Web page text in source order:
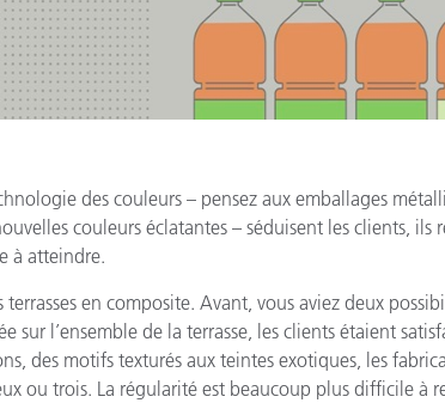
des couleurs – pensez aux emballages
couleurs éclatantes – séduisent les clients,
à atteindre.
terrasses en composite. Avant, vous aviez deux
sur l’ensemble de la terrasse, les clients étaient
des motifs texturés aux teintes exotiques, les
ou trois. La régularité est beaucoup plus difficile à